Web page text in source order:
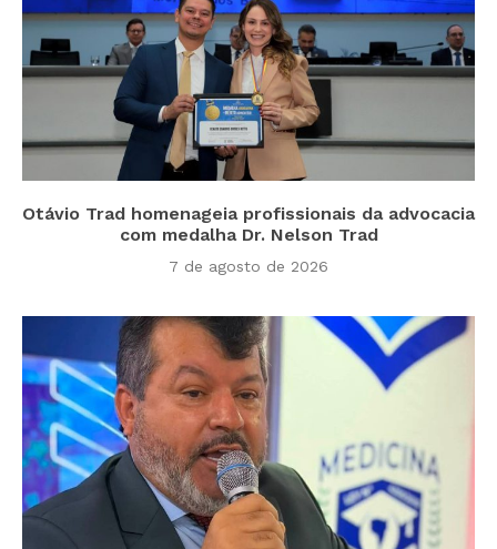
Otávio Trad homenageia profissionais da advocacia
com medalha Dr. Nelson Trad
7 de agosto de 2026